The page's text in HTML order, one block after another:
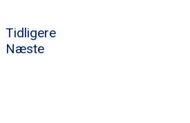
Tidligere
Næste